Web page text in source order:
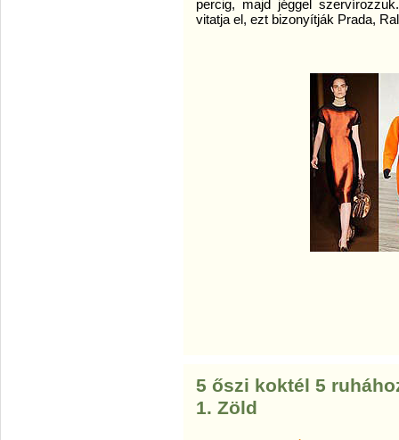
percig, majd jéggel
vitatja el, ezt bizonyítják Prada,
5 őszi koktél 5
1. Zöld